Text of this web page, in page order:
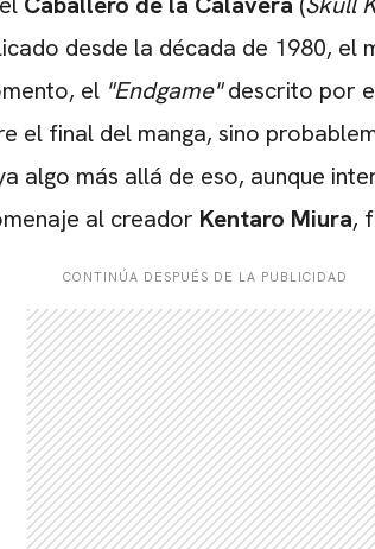
desde la década de 1980, el
el "Endgame"descrito por
el final del manga, sino
algo más allá de eso, aunque
al creador Kentaro Miura,
CONTINÚA DESPUÉS DE LA PUBLICIDAD